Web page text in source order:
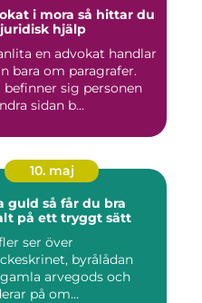
i mora så hittar du
hjälp
en advokat handlar
bara om paragrafer.
befinner sig personen
sidan b...
10. maj
får du bra
på ett tryggt sätt
ser över
byrålådan
arvegods och
på om